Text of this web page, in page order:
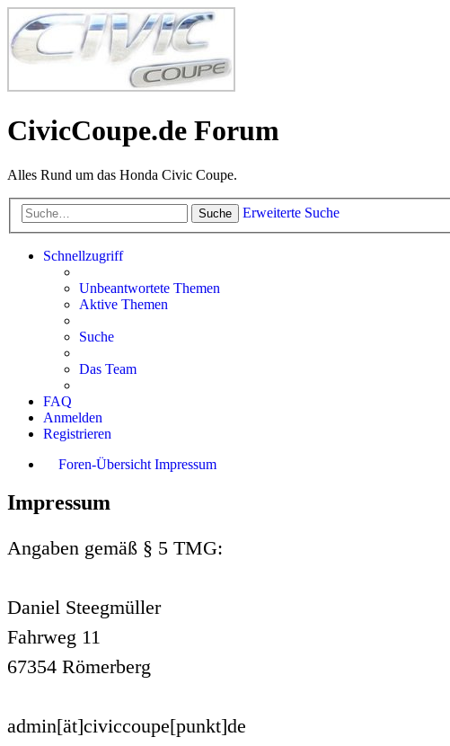
CivicCoupe.de Forum
Alles Rund um das Honda Civic Coupe.
Suche Erweiterte Suche
Schnellzugriff
Unbeantwortete Themen
Aktive Themen
Suche
Das Team
FAQ
Anmelden
Registrieren
Foren-Übersicht Impressum
Impressum
Angaben gemäß § 5 TMG:
Daniel Steegmüller
Fahrweg 11
67354 Römerberg
admin[ät]civiccoupe[punkt]de